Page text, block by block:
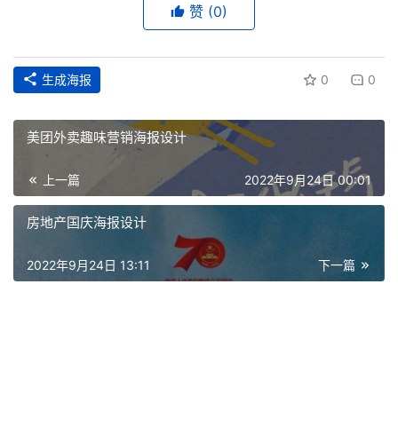
赞 (0)
生成海报 0 0
美团外卖趣味营销海报设计
上一篇 2022年9月24日 00:01
房地产国庆海报设计
下一篇
2022年9月24日 13:11